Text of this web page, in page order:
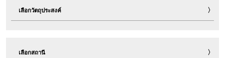
เลือกวัตถุประสงค์
เลือกสถานี